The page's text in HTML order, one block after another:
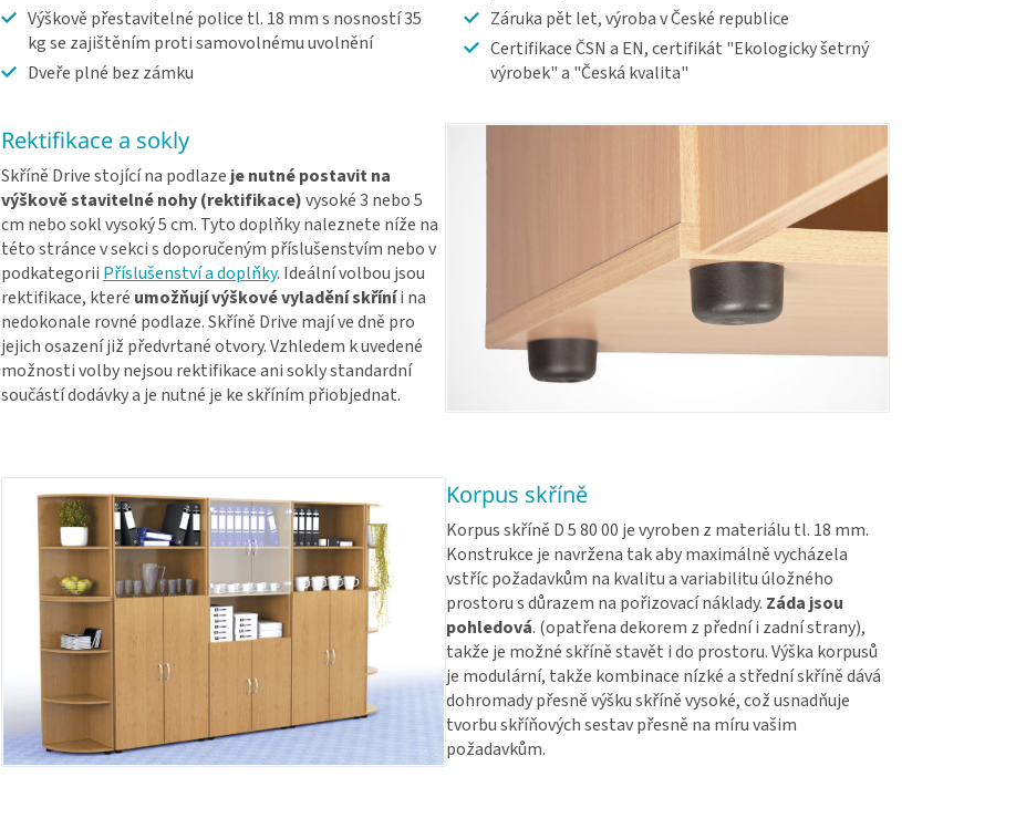
Výškově přestavitelné police tl. 18 mm s nosností 35
kg se zajištěním proti samovolnému uvolnění
Dveře plné bez zámku
Záruka pět let, výroba v České republice
Certifikace ČSN a EN, certifikát "Ekologicky šetrný
výrobek" a "Česká kvalita"
Rektifikace a sokly
Skříně Drive stojící na podlaze je nutné postavit na
výškově stavitelné nohy (rektifikace)vysoké 3 nebo 5
cm nebo sokl vysoký 5 cm. Tyto doplňky naleznete níže na
této stránce v sekci s doporučeným příslušenstvím nebo v
podkategorii Příslušenství a doplňky. Ideální volbou jsou
rektifikace, které umožňují výškové vyladění skříníi na
nedokonale rovné podlaze. Skříně Drive mají ve dně pro
jejich osazení již předvrtané otvory. Vzhledem k uvedené
možnosti volby nejsou rektifikace ani sokly standardní
součástí dodávky a je nutné je ke skříním přiobjednat.
Korpus skříně
Korpus skříně D 5 80 00 je vyroben z materiálu tl. 18 mm.
Konstrukce je navržena tak aby maximálně vycházela
vstříc požadavkům na kvalitu a variabilitu úložného
prostoru s důrazem na pořizovací náklady. Záda jsou
pohledová. (opatřena dekorem z přední i zadní strany),
takže je možné skříně stavět i do prostoru. Výška korpusů
je modulární, takže kombinace nízké a střední skříně dává
dohromady přesně výšku skříně vysoké, což usnadňuje
tvorbu skříňových sestav přesně na míru vašim
požadavkům.